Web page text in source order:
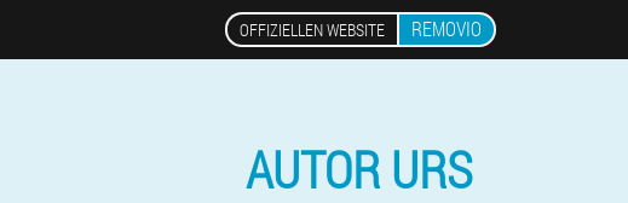
OFFIZIELLEN WEBSITE REMOVIO
AUTOR URS